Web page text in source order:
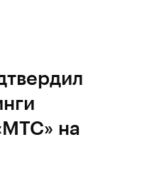
на